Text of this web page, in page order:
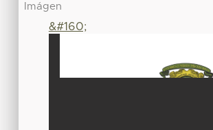
Imágen
&#160;